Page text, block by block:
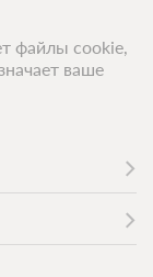
файлы cookie,
ваше